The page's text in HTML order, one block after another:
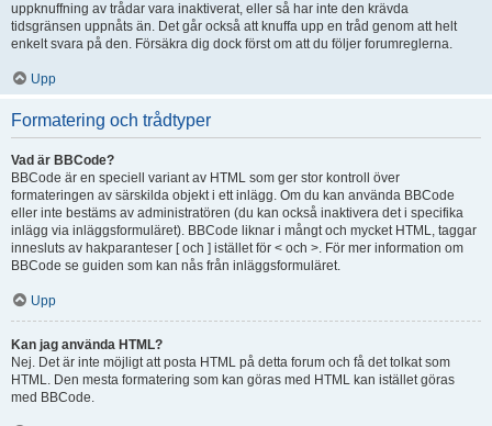
uppknuffning av trådar vara inaktiverat, eller så har inte den krävda
tidsgränsen uppnåts än. Det går också att knuffa upp en tråd genom att helt
enkelt svara på den. Försäkra dig dock först om att du följer forumreglerna.
Upp
Formatering och trådtyper
Vad är BBCode?
BBCode är en speciell variant av HTML som ger stor kontroll över
formateringen av särskilda objekt i ett inlägg. Om du kan använda BBCode
eller inte bestäms av administratören (du kan också inaktivera det i specifika
inlägg via inläggsformuläret). BBCode liknar i mångt och mycket HTML, taggar
innesluts av hakparanteser [ och ] istället för < och >. För mer information om
BBCode se guiden som kan nås från inläggsformuläret.
Upp
Kan jag använda HTML?
Nej. Det är inte möjligt att posta HTML på detta forum och få det tolkat som
HTML. Den mesta formatering som kan göras med HTML kan istället göras
med BBCode.